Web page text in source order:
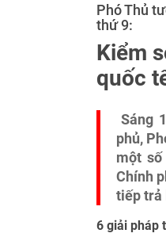
Phó Thủ
thứ 9:
Kiểm
quốc
Sáng
phủ,
một số
Chính
tiếp trả
6 giải pháp